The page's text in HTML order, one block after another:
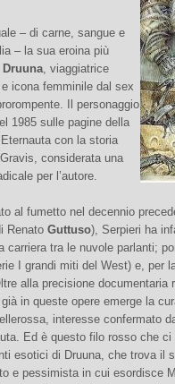
– di carne, sangue e
– la sua eroina più
Druuna, viaggiatrice
icona femminile dal sex
Il personaggio
1985 sulle pagine della
con la storia
considerata una
per l’autore.
al fumetto nel decennio
Renato Guttuso), Serpieri ha
carriera tra le nuvole parlanti;
I grandi miti del West) e, per
alla precisione
in queste opere emerge la
interesse confermato
Ed è questo filo rosso che
esotici di Druuna, che trova il
e pessimista in cui esordisce